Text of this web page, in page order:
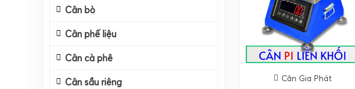
Cân bò
Cân phế liệu
Cân cà phê
Cân sầu riêng Cân Gia Phát